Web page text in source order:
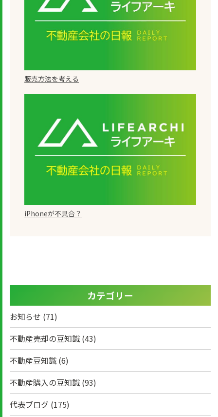
販売方法を考える
iPhoneが不具合？
カテゴリー
お知らせ (71)
不動産売却の豆知識 (43)
不動産豆知識 (6)
不動産購入の豆知識 (93)
代表ブログ (175)